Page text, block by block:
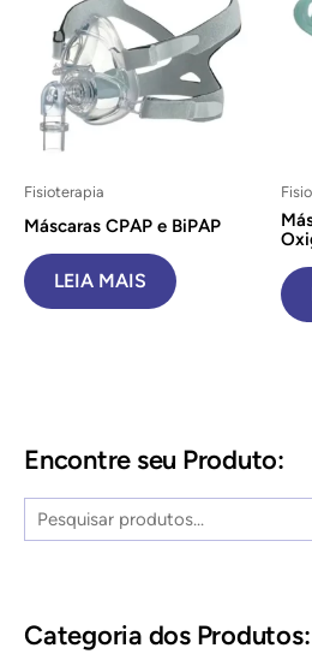
Fisioterapia
Máscaras CPAP e BiPAP
LEIA MAIS
Encontre seu Produto:
q
Categoria dos Produtos: